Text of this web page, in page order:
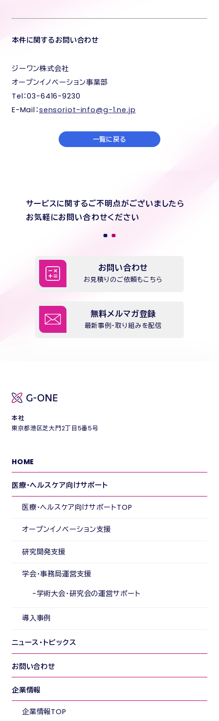
本件に関するお問い合わせ
ジーワン株式会社
オープンイノベーション事業部
Tel：03-6416-9230
E-Mail：sensoriot-info@g-1.ne.jp
一覧に戻る
サービスに関するご不明点がございましたら
お気軽にお問い合わせください
お問い合わせ
お見積りのご依頼もこちら
無料メルマガ登録
最新事例・取り組みを配信
本社
東京都港区芝大門2丁目5番5号
HOME
医療・ヘルスケア向けサポート
医療・ヘルスケア向けサポートTOP
オープンイノベーション支援
研究開発支援
学会・事務局運営支援
学術大会・研究会の運営サポート
導入事例
ニュース・トピックス
お問い合わせ
企業情報
企業情報TOP